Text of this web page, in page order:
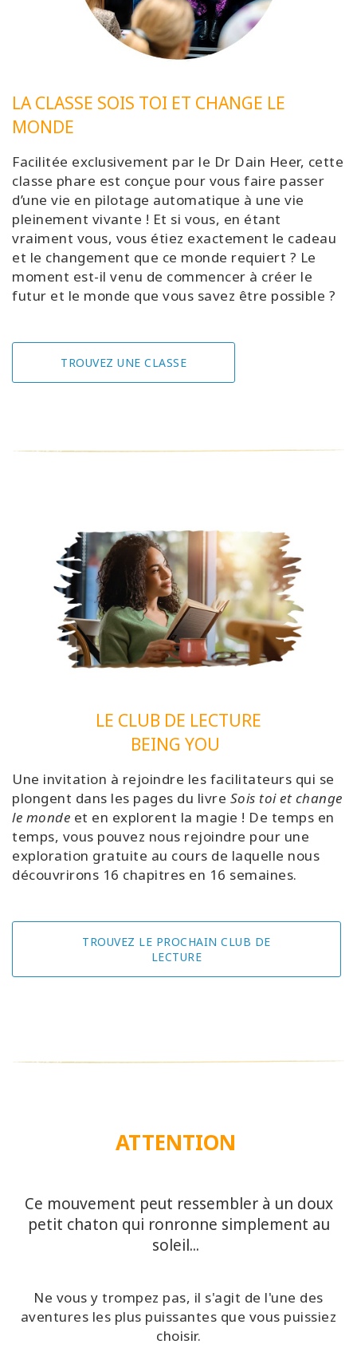
LA CLASSE SOIS TOI ET CHANGE LE
MONDE
Facilitée exclusivement par le Dr Dain Heer, cette
classe phare est conçue pour vous faire passer
d’une vie en pilotage automatique à une vie
pleinement vivante ! Et si vous, en étant
vraiment vous, vous étiez exactement le cadeau
et le changement que ce monde requiert ? Le
moment est-il venu de commencer à créer le
futur et le monde que vous savez être possible ?
TROUVEZ UNE CLASSE
LE CLUB DE LECTURE
BEING YOU
Une invitation à rejoindre les facilitateurs qui se
plongent dans les pages du livre Sois toi et change
le monde et en explorent la magie ! De temps en
temps, vous pouvez nous rejoindre pour une
exploration gratuite au cours de laquelle nous
découvrirons 16 chapitres en 16 semaines.
TROUVEZ LE PROCHAIN CLUB DE
LECTURE
ATTENTION
Ce mouvement peut ressembler à un doux
petit chaton qui ronronne simplement au
soleil...
Ne vous y trompez pas, il s'agit de l'une des
aventures les plus puissantes que vous puissiez
choisir.